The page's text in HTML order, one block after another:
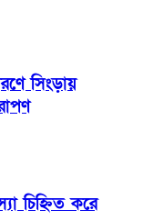
সিংড়ায়
চিহ্নিত করে